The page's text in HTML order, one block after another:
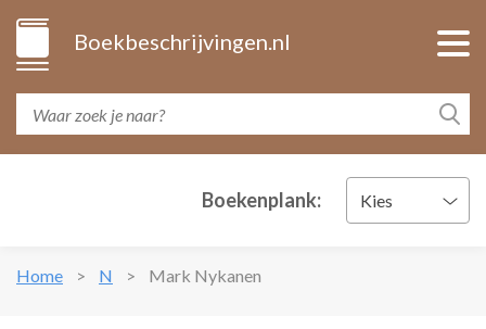
Boekbeschrijvingen.nl
Boekenplank: Kies
Home N Mark Nykanen